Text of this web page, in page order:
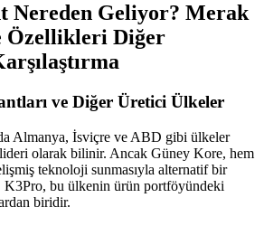
Nereden Geliyor? Merak
Özellikleri Diğer
ve Diğer Üretici Ülkeler
Almanya, İsviçre ve ABD gibi ülkeler
olarak bilinir. Ancak Güney Kore, hem
teknoloji sunmasıyla alternatif bir
K3Pro, bu ülkenin ürün portföyündeki
biridir.